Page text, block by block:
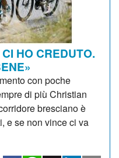
HO CREDUTO.
con poche
di più Christian
bresciano è
e se non vince ci va